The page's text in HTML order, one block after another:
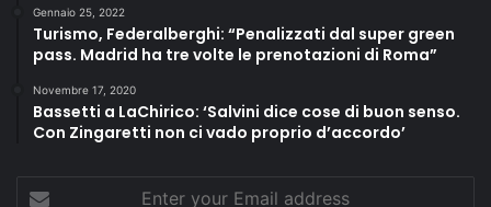
Gennaio 25, 2022
Turismo, Federalberghi: “Penalizzati dal super green
pass. Madrid ha tre volte le prenotazioni di Roma”
Novembre 17, 2020
Bassetti a LaChirico: ‘Salvini dice cose di buon senso.
Con Zingaretti non ci vado proprio d’accordo’